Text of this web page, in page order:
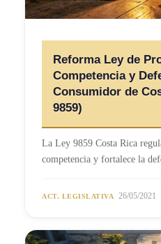
Reforma Ley de
Competencia y
Consumidor de
9859)
La Ley 9859 Costa Rica
competencia y fortalece la
ACT. LEGISLATIVA 26/05/2021